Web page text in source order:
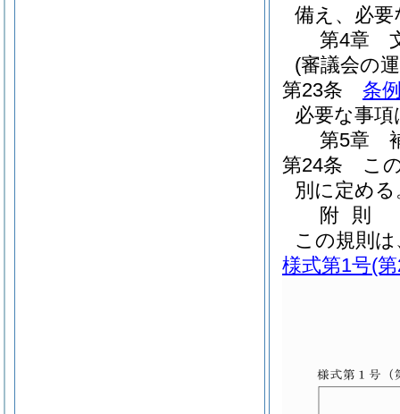
備え、必
第4章
(審議会の
第23条
条
必要な事
第5章
第24条
こ
別に定める
附 則
この規則
様式第1号(